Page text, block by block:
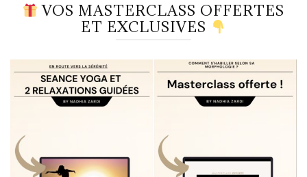
VOS MASTERCLASS OFFERTES
ET EXCLUSIVES